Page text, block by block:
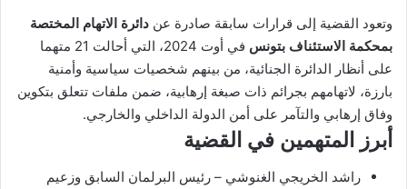
وتعود القضية إلى قرارات سابقة صادرة عن دائرة الاتهام المختصة
بمحكمة الاستئناف بتونس
في أوت 2024، التي أحالت 21 متهما
على أنظار الدائرة الجنائية، من بينهم شخصيات سياسية وأمنية
بارزة، لاتهامهم بجرائم ذات صبغة إرهابية، ضمن ملفات تتعلق بتكوين
وفاق إرهابي والتآمر على أمن الدولة الداخلي والخارجي.
أبرز المتهمين في القضية
راشد الخريجي الغنوشي – رئيس البرلمان السابق وزعيم